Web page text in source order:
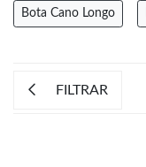
Bota Cano Longo
FILTRAR